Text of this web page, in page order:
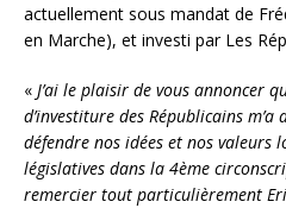
actuellement sous mandat de
en Marche), et investi par Les
« J’ai le plaisir de vous annoncer
d’investiture des Républicains
défendre nos idées et nos valeurs
législatives dans la 4ème
remercier tout particulièrement